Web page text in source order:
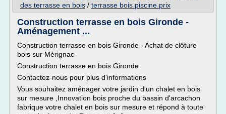
des terrasse en bois / terrasse bois piscine prix
Construction terrasse en bois Gironde -
Aménagement ...
Construction terrasse en bois Gironde - Achat de clôture
bois sur Mérignac
Construction terrasse en bois Gironde
Contactez-nous pour plus d'informations
Vous souhaitez aménager votre jardin d'un chalet en bois
sur mesure ,Innovation bois proche du bassin d'arcachon
fabrique votre chalet en bois sur mesure et répond à toute